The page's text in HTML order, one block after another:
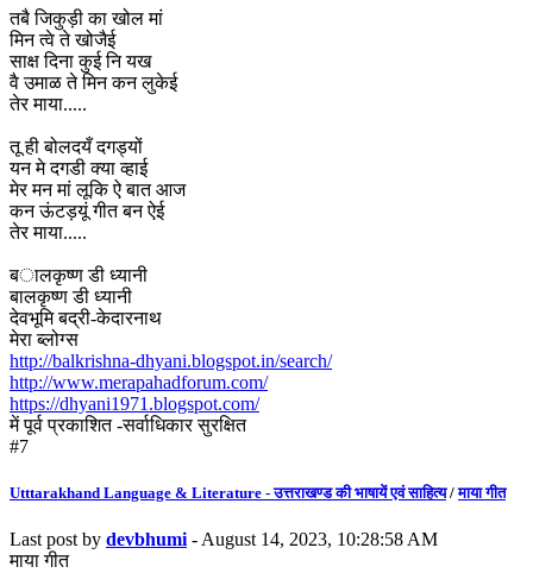
तबै जिकुड़ी का खोल मां
मिन त्वे ते खोजैई
साक्ष दिना कुई नि यख
वै उमाळ ते मिन कन लुकेई
तेर माया.....
तू ही बोलदयँ दगड्यों
यन मे दगडी क्या व्हाई
मेर मन मां लूकि ऐ बात आज
कन ऊंटड़यूं गीत बन ऐई
तेर माया.....
बालकृष्ण डी ध्यानी
बालकृष्ण डी ध्यानी
देवभूमि बद्री-केदारनाथ
मेरा ब्लोग्स
http://balkrishna-dhyani.blogspot.in/search/
http://www.merapahadforum.com/
https://dhyani1971.blogspot.com/
में पूर्व प्रकाशित -सर्वाधिकार सुरक्षित
#7
Utttarakhand Language & Literature - उत्तराखण्ड की भाषायें एवं साहित्य/माया गीत
Last post by devbhumi - August 14, 2023, 10:28:58 AM
माया गीत